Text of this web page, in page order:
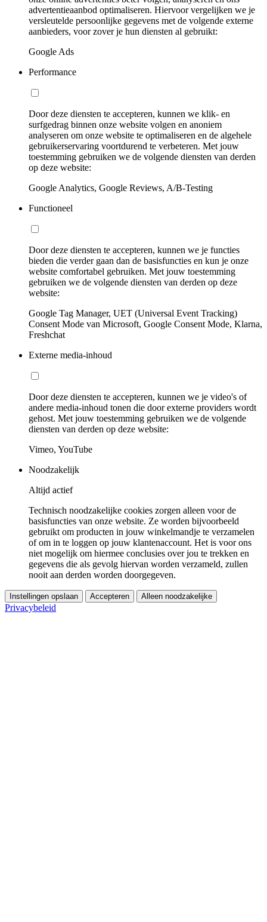
advertentieaanbod optimaliseren. Hiervoor vergelijken we je
versleutelde persoonlijke gegevens met de volgende externe
aanbieders, voor zover je hun diensten al gebruikt:
Google Ads
Performance
Door deze diensten te accepteren, kunnen we klik- en
surfgedrag binnen onze website volgen en anoniem
analyseren om onze website te optimaliseren en de algehele
gebruikerservaring voortdurend te verbeteren. Met jouw
toestemming gebruiken we de volgende diensten van derden
op deze website:
Google Analytics, Google Reviews, A/B-Testing
Functioneel
Door deze diensten te accepteren, kunnen we je functies
bieden die verder gaan dan de basisfuncties en kun je onze
website comfortabel gebruiken. Met jouw toestemming
gebruiken we de volgende diensten van derden op deze
website:
Google Tag Manager, UET (Universal Event Tracking)
Consent Mode van Microsoft, Google Consent Mode, Klarna,
Freshchat
Externe media-inhoud
Door deze diensten te accepteren, kunnen we je video's of
andere media-inhoud tonen die door externe providers wordt
gehost. Met jouw toestemming gebruiken we de volgende
diensten van derden op deze website:
Vimeo, YouTube
Noodzakelijk
Altijd actief
Technisch noodzakelijke cookies zorgen alleen voor de
basisfuncties van onze website. Ze worden bijvoorbeeld
gebruikt om producten in jouw winkelmandje te verzamelen
of om in te loggen op jouw klantenaccount. Het is voor ons
niet mogelijk om hiermee conclusies over jou te trekken en
gegevens die als gevolg hiervan worden verzameld, zullen
nooit aan derden worden doorgegeven.
Instellingen opslaan Accepteren Alleen noodzakelijke
Privacybeleid